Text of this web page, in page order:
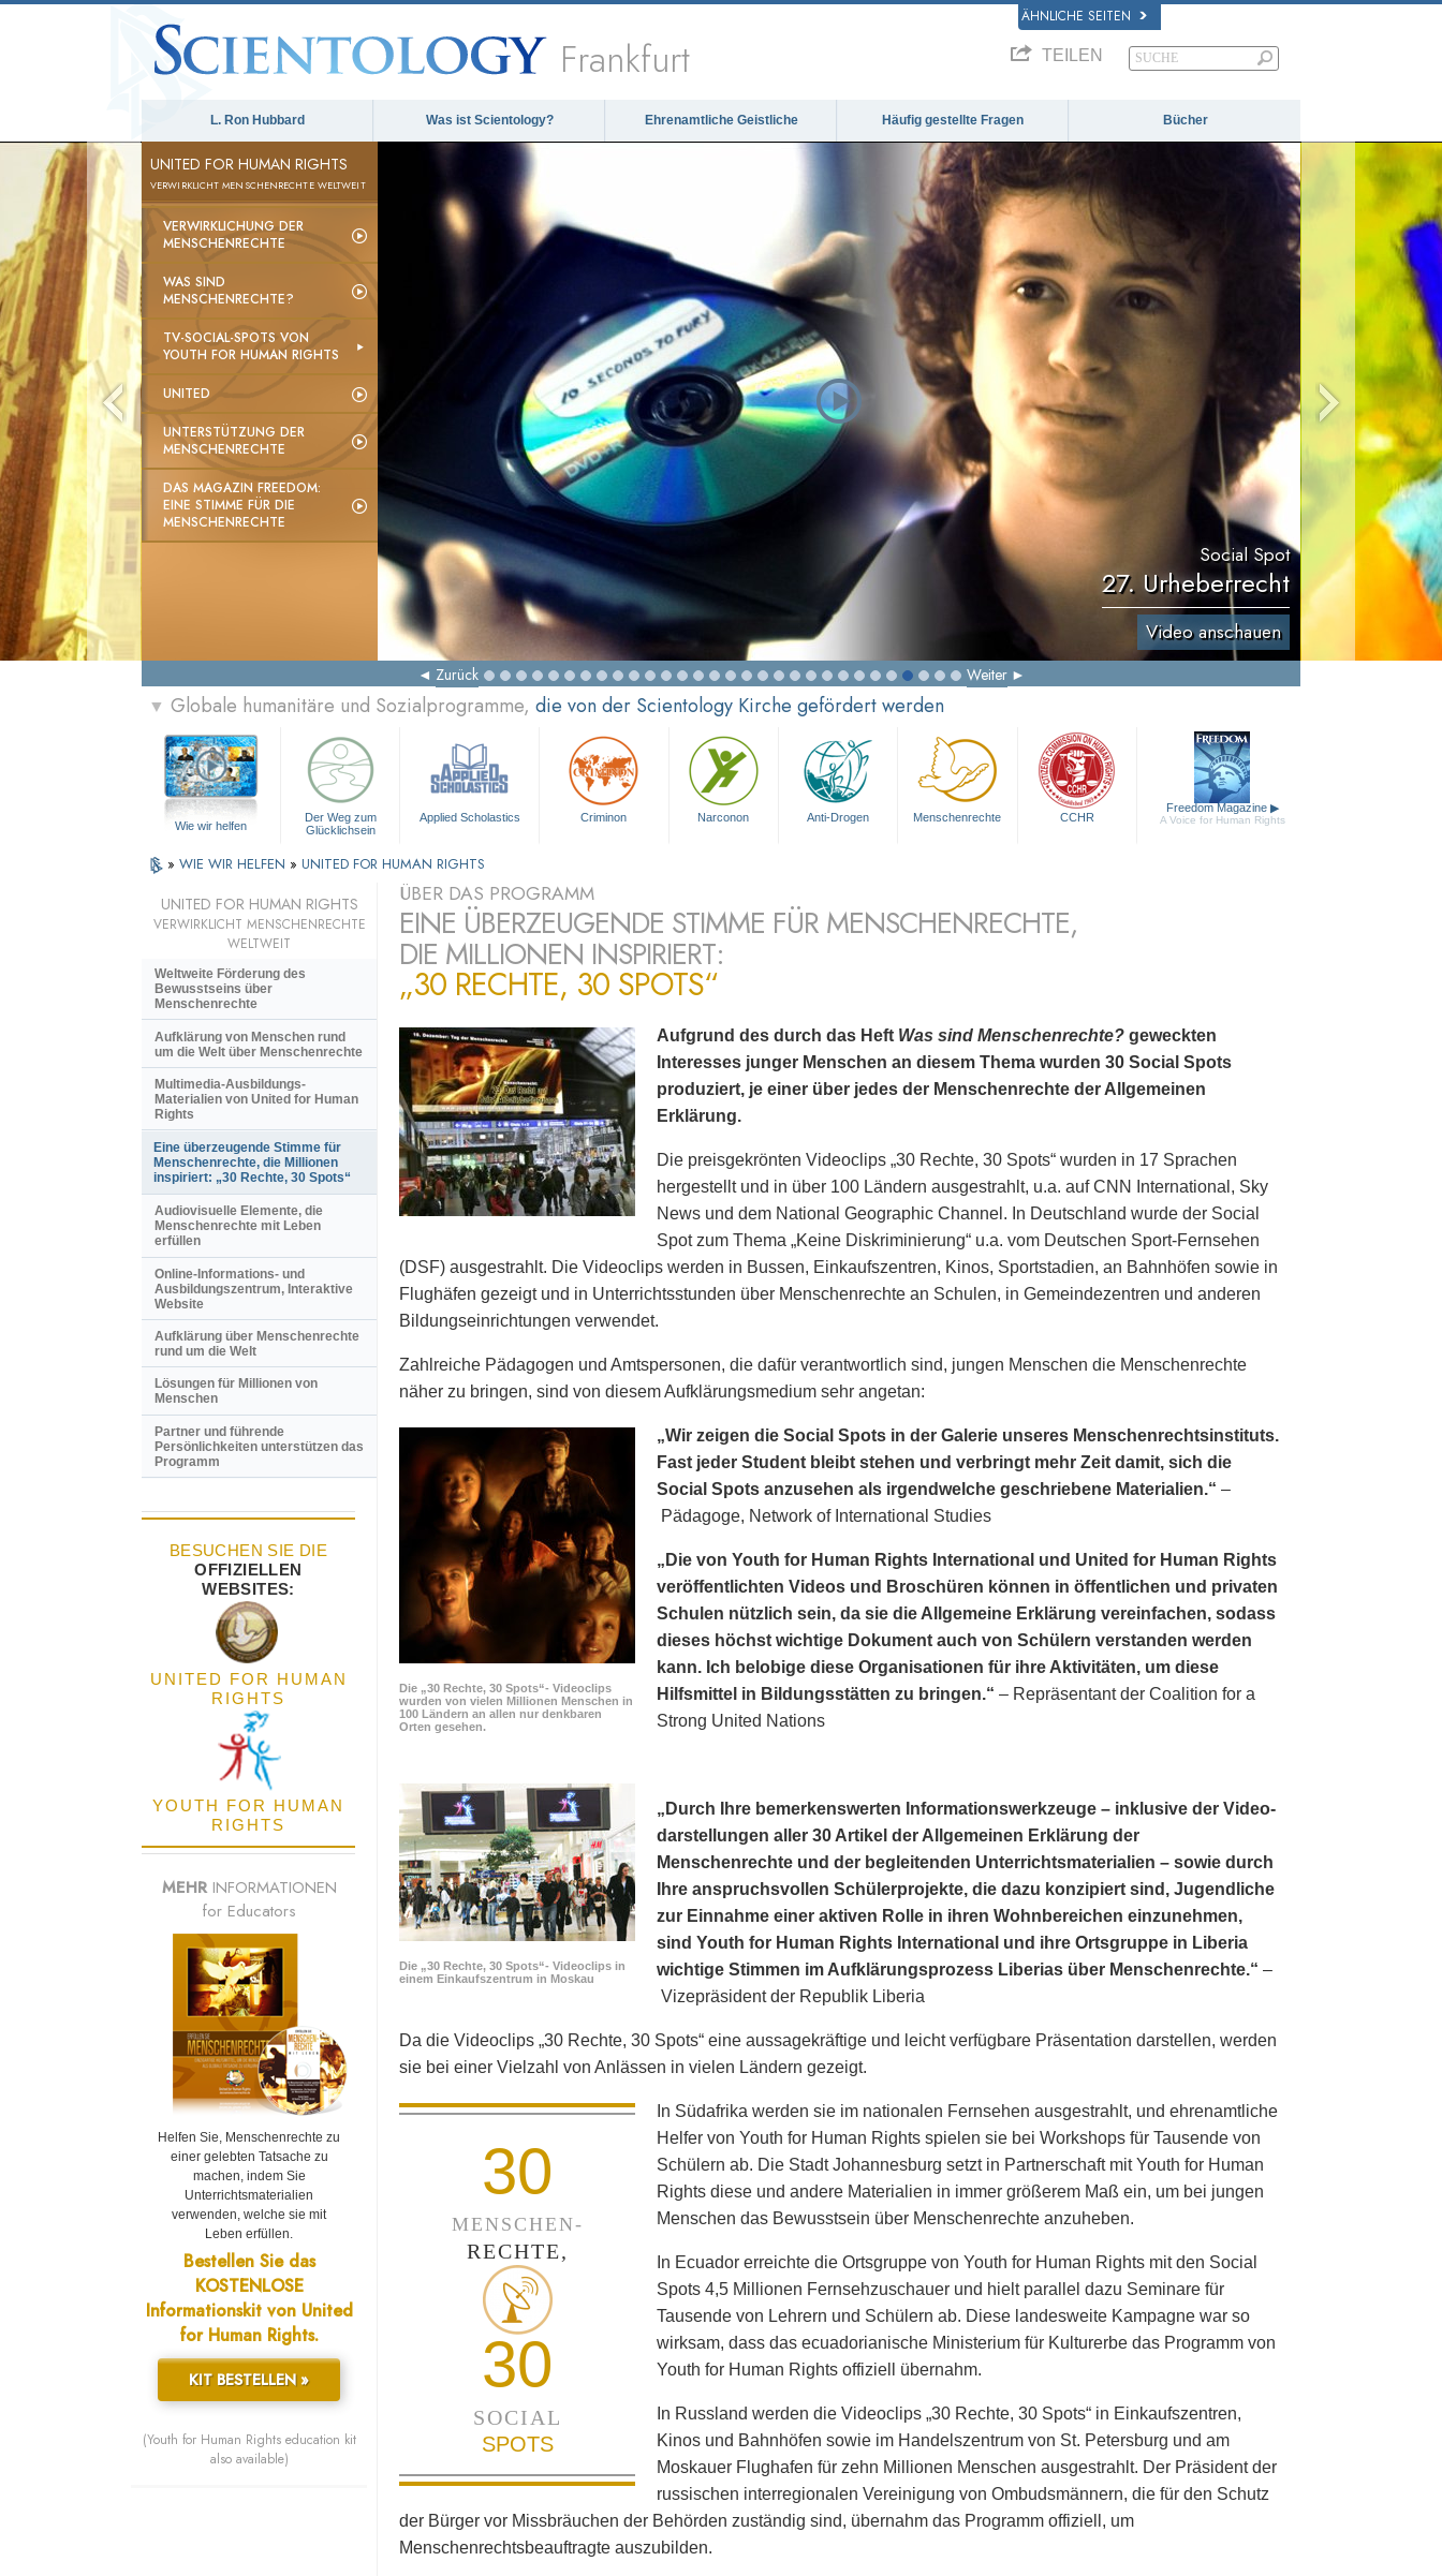
ÄHNLICHE SEITEN
Frankfurt TEILEN
L. Ron Hubbard Was ist Scientology? Ehrenamtliche Geistliche Häufig gestellte Fragen Bücher
UNITED FOR HUMAN RIGHTS
VERWIRKLICHT MENSCHENRECHTE WELTWEIT
VERWIRKLICHUNG DER
MENSCHENRECHTE
WAS SIND
MENSCHENRECHTE?
TV-SOCIAL-SPOTS VON
YOUTH FOR HUMAN RIGHTS
UNITED
UNTERSTÜTZUNG DER
MENSCHENRECHTE
DAS MAGAZIN FREEDOM:
EINE STIMME FÜR DIE
MENSCHENRECHTE
Social Spot
27. Urheberrecht
Video anschauen
Zurück Weiter
▼ Globale humanitäre und Sozialprogramme, die von der Scientology Kirche gefördert werden
Wie wir helfen
Der Weg zum
Glücklichsein
Applied Scholastics Criminon Narconon Anti-Drogen Menschenrechte CCHR
Freedom Magazine ▶
A Voice for Human Rights
» WIE WIR HELFEN » UNITED FOR HUMAN RIGHTS
ÜBER DAS PROGRAMM
EINE ÜBERZEUGENDE STIMME FÜR MENSCHENRECHTE,
DIE MILLIONEN INSPIRIERT:
„30 RECHTE, 30 SPOTS“
Aufgrund des durch das Heft Was sind Menschenrechte? geweckten
Interesses junger Menschen an diesem Thema wurden 30 Social Spots
produziert, je einer über jedes der Menschenrechte der Allgemeinen
Erklärung.
Die preisgekrönten Videoclips „30 Rechte, 30 Spots“ wurden in 17 Sprachen
hergestellt und in über 100 Ländern ausgestrahlt, u.a. auf CNN International, Sky
News und dem National Geographic Channel. In Deutschland wurde der Social
Spot zum Thema „Keine Diskriminierung“ u.a. vom Deutschen Sport-Fernsehen
(DSF) ausgestrahlt. Die Videoclips werden in Bussen, Einkaufszentren, Kinos, Sportstadien, an Bahnhöfen sowie in
Flughäfen gezeigt und in Unterrichtsstunden über Menschenrechte an Schulen, in Gemeindezentren und anderen
Bildungseinrichtungen verwendet.
Zahlreiche Pädagogen und Amtspersonen, die dafür verantwortlich sind, jungen Menschen die Menschenrechte
näher zu bringen, sind von diesem Aufklärungsmedium sehr angetan:
Die „30 Rechte, 30 Spots“- Videoclips
wurden von vielen Millionen Menschen in
100 Ländern an allen nur denkbaren
Orten gesehen.
„Wir zeigen die Social Spots in der Galerie unseres Menschenrechtsinstituts.
Fast jeder Student bleibt stehen und verbringt mehr Zeit damit, sich die
Social Spots anzusehen als irgendwelche geschriebene Materialien.“ –
Pädagoge, Network of International Studies
„Die von Youth for Human Rights International und United for Human Rights
veröffentlichten Videos und Broschüren können in öffentlichen und privaten
Schulen nützlich sein, da sie die Allgemeine Erklärung vereinfachen, sodass
dieses höchst wichtige Dokument auch von Schülern verstanden werden
kann. Ich belobige diese Organisationen für ihre Aktivitäten, um diese
Hilfsmittel in Bildungsstätten zu bringen.“ – Repräsentant der Coalition for a
Strong United Nations
Die „30 Rechte, 30 Spots“- Videoclips in
einem Einkaufszentrum in Moskau
„Durch Ihre bemerkens­werten Informationswerkzeuge – inklusive der Video­
darstellungen aller 30 Artikel der Allgemeinen Erklärung der
Menschenrechte und der begleitenden Unterrichtsmaterialien – sowie durch
Ihre anspruchsvollen Schülerprojekte, die dazu konzipiert sind, Jugendliche
zur Einnahme einer aktiven Rolle in ihren Wohnbereichen einzunehmen,
sind Youth for Human Rights International und ihre Ortsgruppe in Liberia
wichtige Stimmen im Aufklärungsprozess Liberias über Menschenrechte.“ –
Vizepräsident der Republik Liberia
Da die Videoclips „30 Rechte, 30 Spots“ eine aussagekräftige und leicht verfügbare Präsentation darstellen, werden
sie bei einer Vielzahl von Anlässen in vielen Ländern gezeigt.
30
MENSCHEN-
RECHTE,
30
SOCIAL
SPOTS
In Südafrika werden sie im nationalen Fernsehen ausgestrahlt, und ehrenamtliche
Helfer von Youth for Human Rights spielen sie bei Workshops für Tausende von
Schülern ab. Die Stadt Johannesburg setzt in Partnerschaft mit Youth for Human
Rights diese und andere Materialien in immer größerem Maß ein, um bei jungen
Menschen das Bewusstsein über Menschenrechte anzuheben.
In Ecuador erreichte die Ortsgruppe von Youth for Human Rights mit den Social
Spots 4,5 Millionen Fernsehzuschauer und hielt parallel dazu Seminare für
Tausende von Lehrern und Schülern ab. Diese landesweite Kampagne war so
wirksam, dass das ecuadorianische Ministerium für Kulturerbe das Programm von
Youth for Human Rights offiziell übernahm.
In Russland werden die Videoclips „30 Rechte, 30 Spots“ in Einkaufszentren,
Kinos und Bahnhöfen sowie im Handelszentrum von St. Petersburg und am
Moskauer Flughafen für zehn Millionen Menschen ausgestrahlt. Der Präsident der
russischen interregionalen Vereinigung von Ombudsmännern, die für den Schutz
der Bürger vor Missbräuchen der Behörden zuständig sind, übernahm das Programm offiziell, um
Menschenrechtsbeauftragte auszubilden.
UNITED FOR HUMAN RIGHTS
VERWIRKLICHT MENSCHENRECHTE
WELTWEIT
Weltweite Förderung des
Bewusstseins über
Menschenrechte
Aufklärung von Menschen rund
um die Welt über Menschenrechte
Multimedia-Ausbildungs-
Materialien von United for Human
Rights
Eine überzeugende Stimme für
Menschenrechte, die Millionen
inspiriert: „30 Rechte, 30 Spots“
Audiovisuelle Elemente, die
Menschenrechte mit Leben
erfüllen
Online-Informations- und
Ausbildungszentrum, Interaktive
Website
Aufklärung über Menschenrechte
rund um die Welt
Lösungen für Millionen von
Menschen
Partner und führende
Persönlichkeiten unterstützen das
Programm
BESUCHEN SIE DIE
OFFIZIELLEN
WEBSITES:
UNITED FOR HUMAN
RIGHTS
YOUTH FOR HUMAN
RIGHTS
MEHR INFORMATIONEN
for Educators
Helfen Sie, Menschenrechte zu
einer gelebten Tatsache zu
machen, indem Sie
Unterrichtsmaterialien
verwenden, welche sie mit
Leben erfüllen.
Bestellen Sie das
KOSTENLOSE
Informationskit von United
for Human Rights.
KIT BESTELLEN »
(Youth for Human Rights education kit
also available)